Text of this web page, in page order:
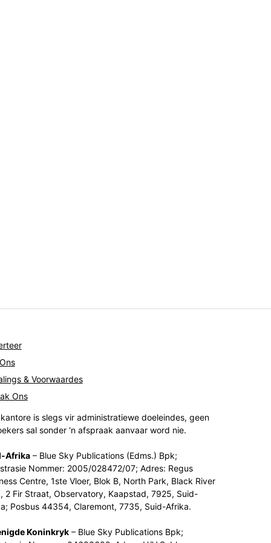
& Voorwaardes
Ons
is slegs vir administratiewe doeleindes, geen
sal sonder ‘n afspraak aanvaar word nie.
Afrika– Blue Sky Publications (Edms.) Bpk;
Nommer: 2005/028472/07; Adres: Regus
Centre, 1ste Vloer, Blok B, North Park, Black River
2 Fir Straat, Observatory, Kaapstad, 7925, Suid-
Posbus 44354, Claremont, 7735, Suid-Afrika.
Koninkryk– Blue Sky Publications Bpk;